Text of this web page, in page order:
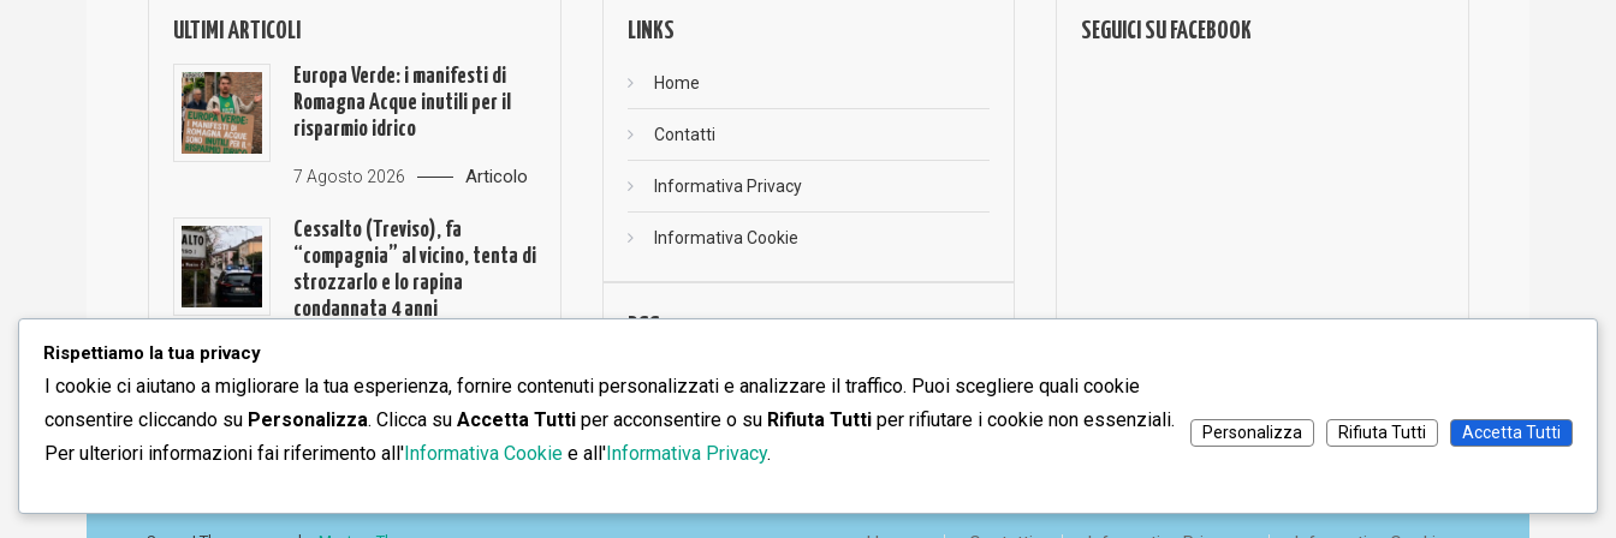
ULTIMI ARTICOLI
Europa Verde: i manifesti di
Romagna Acque inutili per il
risparmio idrico
7 Agosto 2026 Articolo
Cessalto (Treviso), fa
“compagnia” al vicino, tenta di
strozzarlo e lo rapina
condannata 4 anni
LINKS
Home
Contatti
Informativa Privacy
Informativa Cookie
RSS
RSS
SEGUICI SU FACEBOOK
Rispettiamo la tua privacy
I cookie ci aiutano a migliorare la tua esperienza, fornire contenuti personalizzati e analizzare il traffico. Puoi scegliere quali cookie
consentire cliccando su Personalizza. Clicca su Accetta Tutti per acconsentire o su Rifiuta Tutti per rifiutare i cookie non essenziali.
Per ulteriori informazioni fai riferimento all'Informativa Cookie e all'Informativa Privacy.
Personalizza Rifiuta Tutti Accetta Tutti